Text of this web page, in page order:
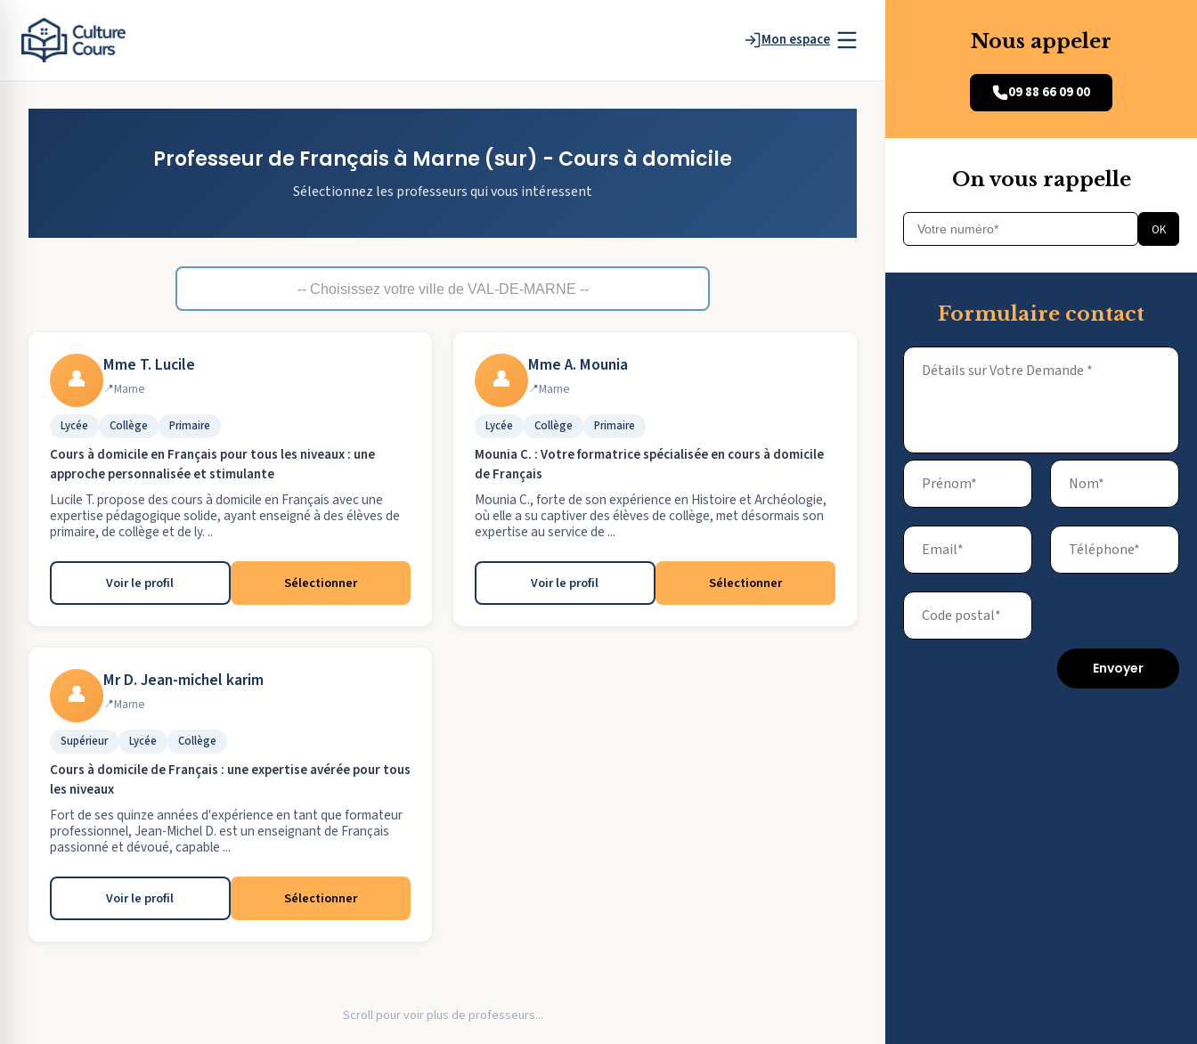
Mon espace
Professeur de Français à Marne (sur) - Cours à domicile
Sélectionnez les professeurs qui vous intéressent
👤 Mme T. Lucile
Marne
Lycée Collège Primaire
Cours à domicile en Français pour tous les niveaux : une
approche personnalisée et stimulante
Lucile T. propose des cours à domicile en Français avec une
expertise pédagogique solide, ayant enseigné à des élèves de
primaire, de collège et de ly. ..
Voir le profil Sélectionner
👤 Mme A. Mounia
Marne
Lycée Collège Primaire
Mounia C. : Votre formatrice spécialisée en cours à domicile
de Français
Mounia C., forte de son expérience en Histoire et Archéologie,
où elle a su captiver des élèves de collège, met désormais son
expertise au service de ...
Voir le profil Sélectionner
👤 Mr D. Jean-michel karim
Marne
Supérieur Lycée Collège
Cours à domicile de Français : une expertise avérée pour tous
les niveaux
Fort de ses quinze années d'expérience en tant que formateur
professionnel, Jean-Michel D. est un enseignant de Français
passionné et dévoué, capable ...
Voir le profil Sélectionner
Scroll pour voir plus de professeurs...
Nous appeler
09 88 66 09 00
On vous rappelle
OK
Formulaire contact
Envoyer